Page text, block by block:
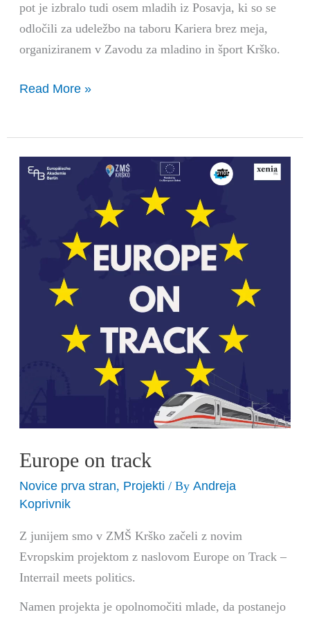
pot je izbralo tudi osem mladih iz Posavja, ki so se
odločili za udeležbo na taboru Kariera brez meja,
organiziranem v Zavodu za mladino in šport Krško.
Read More »
Europe on track
Novice prva stran, Projekti / ByAndreja
Koprivnik
Z junijem smo v ZMŠ Krško začeli z novim
Evropskim projektom z naslovom Europe on Track –
Interrail meets politics.
Namen projekta je opolnomočiti mlade, da postanejo
Europe